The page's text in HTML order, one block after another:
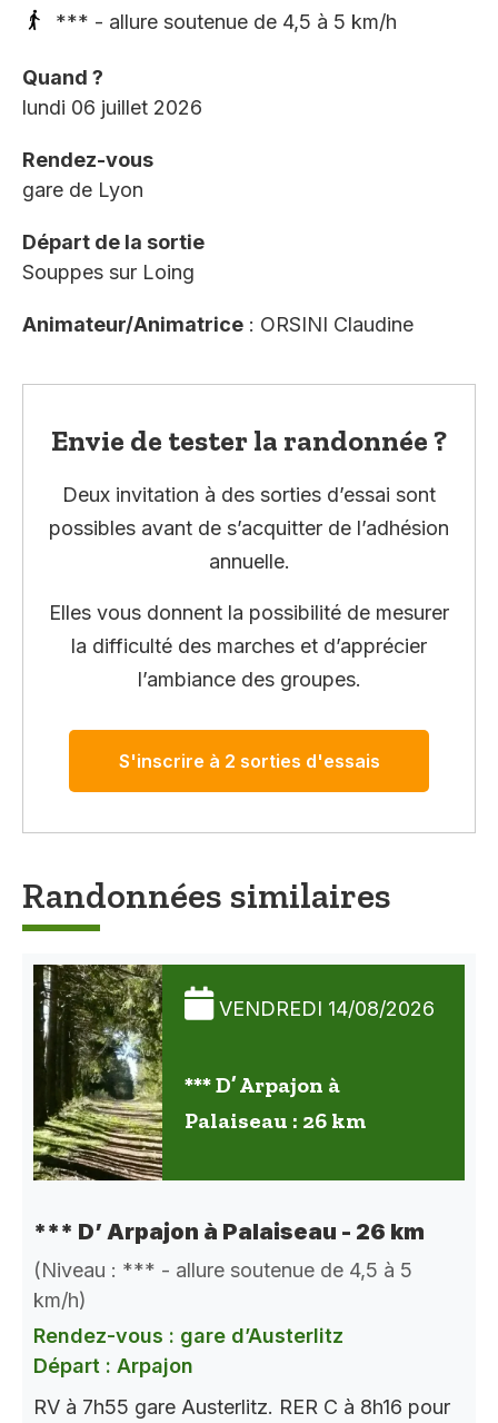
*** - allure soutenue de 4,5 à 5 km/h
Quand ?
lundi 06 juillet 2026
Rendez-vous
gare de Lyon
Départ de la sortie
Souppes sur Loing
Animateur/Animatrice : ORSINI Claudine
Envie de tester la randonnée ?
Deux invitation à des sorties d’essai sont
possibles avant de s’acquitter de l’adhésion
annuelle.
Elles vous donnent la possibilité de mesurer
la difficulté des marches et d’apprécier
l’ambiance des groupes.
S'inscrire à 2 sorties d'essais
Randonnées similaires
VENDREDI 14/08/2026
*** D’ Arpajon à
Palaiseau : 26 km
*** D’ Arpajon à Palaiseau - 26 km
(Niveau : *** - allure soutenue de 4,5 à 5
km/h)
Rendez-vous : gare d’Austerlitz
Départ : Arpajon
RV à 7h55 gare Austerlitz. RER C à 8h16 pour